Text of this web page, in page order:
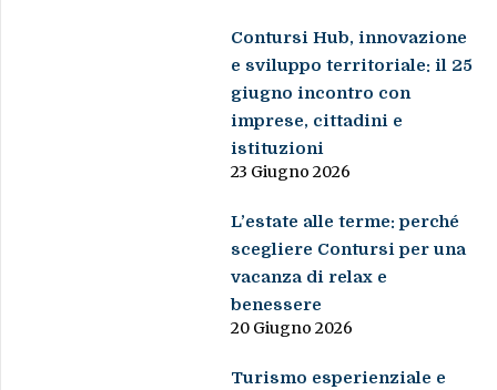
Contursi Hub, innovazione
e sviluppo territoriale: il 25
giugno incontro con
imprese, cittadini e
istituzioni
23 Giugno 2026
L’estate alle terme: perché
scegliere Contursi per una
vacanza di relax e
benessere
20 Giugno 2026
Turismo esperienziale e